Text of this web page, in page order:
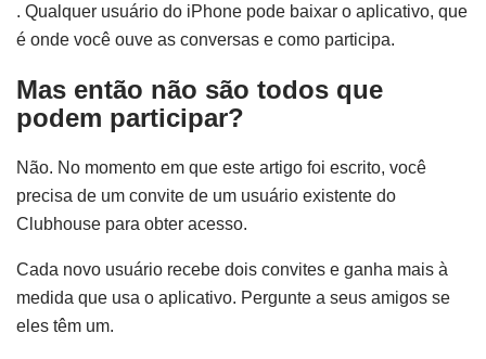
. Qualquer usuário do iPhone pode baixar o aplicativo, que
é onde você ouve as conversas e como participa.
Mas então não são todos que
podem participar?
Não. No momento em que este artigo foi escrito, você
precisa de um convite de um usuário existente do
Clubhouse para obter acesso.
Cada novo usuário recebe dois convites e ganha mais à
medida que usa o aplicativo. Pergunte a seus amigos se
eles têm um.